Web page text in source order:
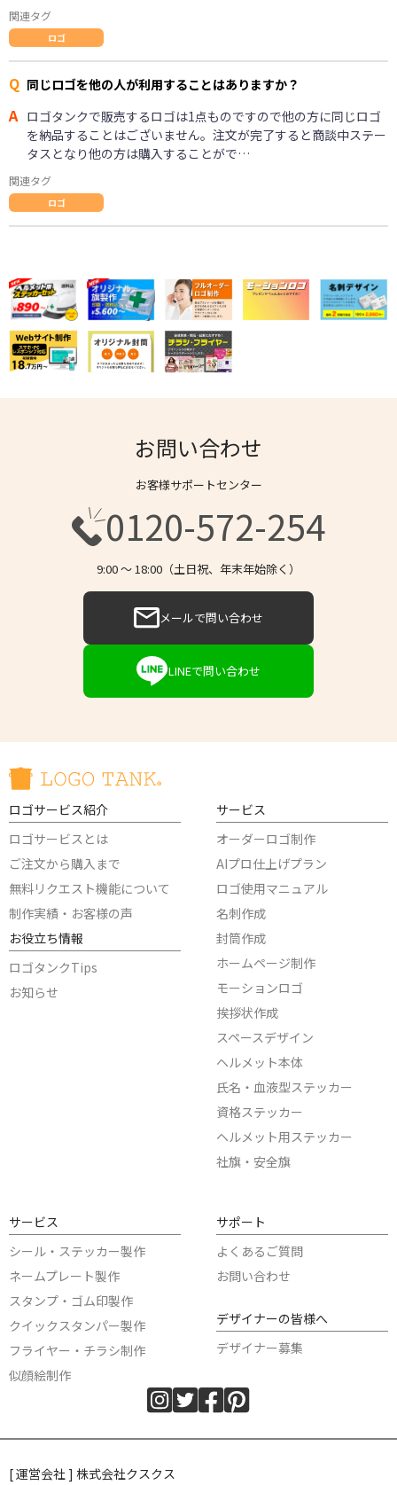
関連タグ
ロゴ
Q 同じロゴを他の人が利用することはありますか？
A ロゴタンクで販売するロゴは1点ものですので他の方に同じロゴ
を納品することはございません。注文が完了すると商談中ステー
タスとなり他の方は購入することがで…
関連タグ
ロゴ
お問い合わせ
お客様サポートセンター
0120-572-254
9:00 〜 18:00（土日祝、年末年始除く）
メールで問い合わせ
LINEで問い合わせ
ロゴサービス紹介
ロゴサービスとは
ご注文から購入まで
無料リクエスト機能について
制作実績・お客様の声
お役立ち情報
ロゴタンクTips
お知らせ
サービス
オーダーロゴ制作
AIプロ仕上げプラン
ロゴ使用マニュアル
名刺作成
封筒作成
ホームページ制作
モーションロゴ
挨拶状作成
スペースデザイン
ヘルメット本体
氏名・血液型ステッカー
資格ステッカー
ヘルメット用ステッカー
社旗・安全旗
サービス
シール・ステッカー製作
ネームプレート製作
スタンプ・ゴム印製作
クイックスタンパー製作
フライヤー・チラシ制作
似顔絵制作
サポート
よくあるご質問
お問い合わせ
デザイナーの皆様へ
デザイナー募集
[ 運営会社 ] 株式会社クスクス